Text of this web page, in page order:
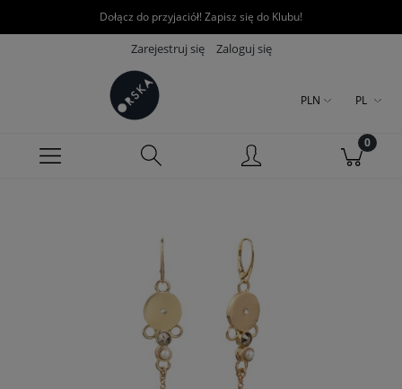
Dołącz do przyjaciół! Zapisz się do Klubu!
Zarejestruj się Zaloguj się
PLN PL